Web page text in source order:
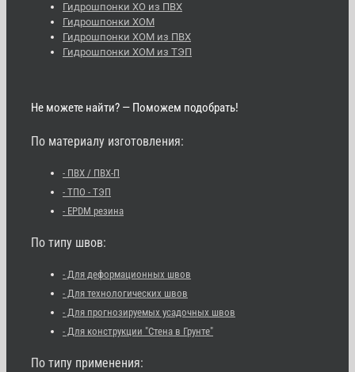
Гидрошпонки ХО из ПВХ
Гидрошпонки ХОМ
Гидрошпонки ХОМ из ПВХ
Гидрошпонки ХОМ из ТЭП
Не можете найти? — Поможем подобрать!
По материалу изготовления:
- ПВХ / ПВХ-П
- ТПО - ТЭП
- EPDM резина
По типу швов:
- Для деформационных швов
- Для технологических швов
- Для прогнозируемых усадочных швов
- Для конструкции "Стена в Грунте"
По типу применения: